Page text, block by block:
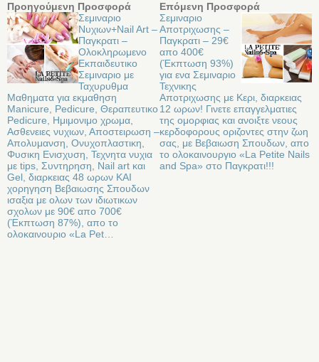
Προηγούμενη Προσφορά
Σεμιναριο
Νυχιων+Nail Art –
Παγκρατι –
Ολοκληρωμενο
Εκπαιδευτικο
Σεμιναριο με
Ταχυρυθμα
Μαθηματα για εκμαθηση
Manicure, Pedicure, Θεραπευτικο
Pedicure, Ημιμονιμο χρωμα,
Ασθενειες νυχιων, Αποστειρωση –
Απολυμανση, Ονυχοπλαστικη,
Φυσικη Ενισχυση, Τεχνητα νυχια
με tips, Συντηρηση, Νail art και
Gel, διαρκειας 48 ωρων ΚΑΙ
χορηγηση Βεβαιωσης Σπουδων
ισαξια με ολων των ιδιωτικων
σχολων με 90€ απο 700€
(Έκπτωση 87%), απο το
ολοκαινουριο «La Pet…
Επόμενη Προσφορά
Σεμιναριο
Αποτριχωσης –
Παγκρατι – 29€
απο 400€
(Έκπτωση 93%)
για ενα Σεμιναριο
Τεχνικης
Αποτριχωσης με Κερι, διαρκειας
12 ωρων! Γινετε επαγγελματιες
της ομορφιας και ανοιξτε νεους
κερδοφορους οριζοντες στην ζωη
σας, με Βεβαιωση Σπουδων, απο
το ολοκαινουργιο «La Petite Nails
and Spa» στο Παγκρατι!!!